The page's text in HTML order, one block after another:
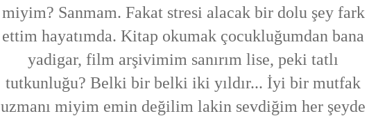
miyim? Sanmam. Fakat stresi alacak bir dolu şey fark
ettim hayatımda. Kitap okumak çocukluğumdan bana
yadigar, film arşivimim sanırım lise, peki tatlı
tutkunluğu? Belki bir belki iki yıldır... İyi bir mutfak
uzmanı miyim emin değilim lakin sevdiğim her şeyde